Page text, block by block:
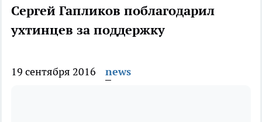
Сергей Гапликов поблагодарил
ухтинцев за поддержку
19 сентября 2016 news